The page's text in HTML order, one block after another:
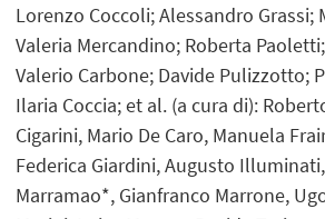
Lorenzo Coccoli; Alessandro Grassi;
Valeria Mercandino; Roberta
Valerio Carbone; Davide Pulizzotto;
Ilaria Coccia; et al. (a cura di):
Cigarini, Mario De Caro, Manuela
Federica Giardini, Augusto
Marramao*, Gianfranco Marrone,